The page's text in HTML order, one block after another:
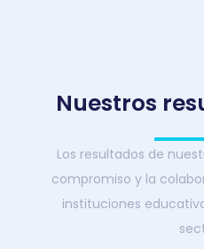
Nuestros
Los resultados de
compromiso y la
instituciones